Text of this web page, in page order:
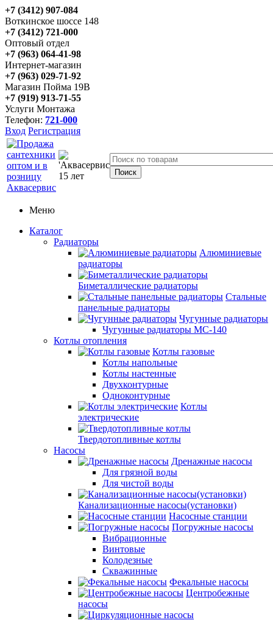
+7 (3412) 907-084
Воткинское шоссе 148
+7 (3412) 721-000
Оптовый отдел
+7 (963) 064-41-98
Интернет-магазин
+7 (963) 029-71-92
Магазин Пойма 19В
+7 (919) 913-71-55
Услуги Монтажа
Телефон: 721-000
Вход Регистрация
Меню
Каталог
Радиаторы
Алюминиевые
радиаторы
Биметаллические радиаторы
Стальные
панельные радиаторы
Чугунные радиаторы
Чугунные радиаторы МС-140
Котлы отопления
Котлы газовые
Котлы напольные
Котлы настенные
Двухконтурные
Одноконтурные
Котлы
электрические
Твердотопливные котлы
Насосы
Дренажные насосы
Для грязной воды
Для чистой воды
Канализационные насосы(установки)
Насосные станции
Погружные насосы
Вибрационные
Винтовые
Колодезные
Скважинные
Фекальные насосы
Центробежные
насосы